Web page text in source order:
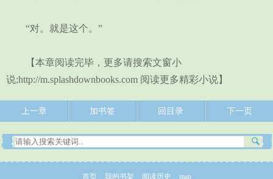
“对。就是这个。”
【本章阅读完毕，更多请搜索文窗小
说;http://m.splashdownbooks.com 阅读更多精彩小说】
上一章 加书签 回目录 下一页
首页 我的书架 阅读历史 map